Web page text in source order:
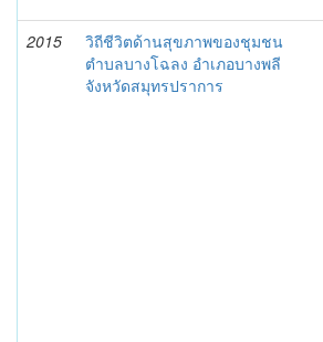
2015
วิถีชีวิตด้านสุขภาพของชุมชน
ตำบลบางโฉลง อำเภอบางพลี
จังหวัดสมุทรปราการ